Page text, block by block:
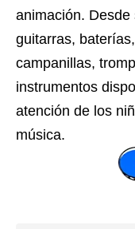
animación.
guitarras,
campanillas,
instrumentos
atención de los
música.